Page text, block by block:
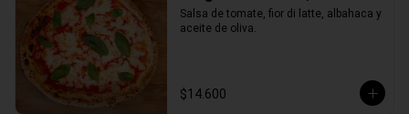
Salsa de tomate, fior di latte, albahaca y
aceite de oliva.
$14.600